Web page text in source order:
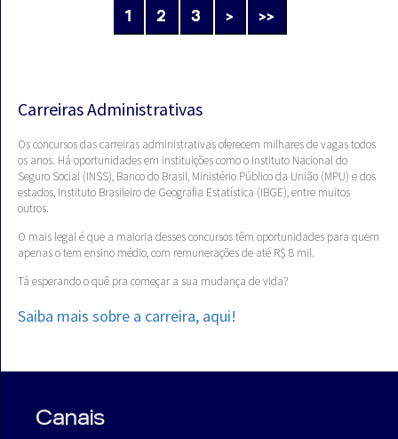
1 2 3 > >>
Carreiras Administrativas
Os concursos das carreiras administrativas oferecem milhares de vagas todos
os anos. Há oportunidades em instituições como o Instituto Nacional do
Seguro Social (INSS), Banco do Brasil, Ministério Público da União (MPU) e dos
estados, Instituto Brasileiro de Geografia Estatística (IBGE), entre muitos
outros.
O mais legal é que a maioria desses concursos têm oportunidades para quem
apenas o tem ensino médio, com remunerações de até R$ 8 mil.
Tá esperando o quê pra começar a sua mudança de vida?
Saiba mais sobre a carreira, aqui!
Canais